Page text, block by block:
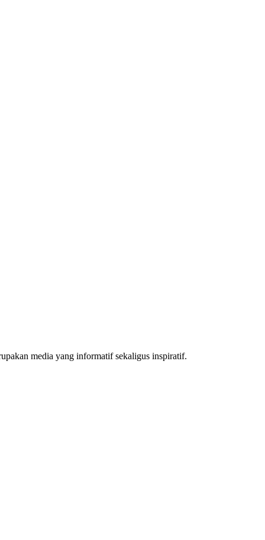
media yang informatif sekaligus inspiratif.